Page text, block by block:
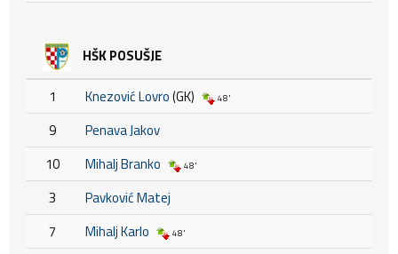
HŠK POSUŠJE
1 Knezović Lovro(GK) 48'
9
Penava Jakov
10
Mihalj Branko 48'
3
Pavković Matej
7
Mihalj Karlo 48'